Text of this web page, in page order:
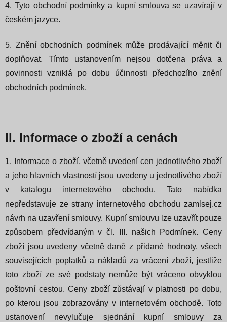
4. Tyto obchodní podmínky a kupní smlouva se uzavírají v
českém jazyce.
5. Znění obchodních podmínek může prodávající měnit či
doplňovat. Tímto ustanovením nejsou dotčena práva a
povinnosti vzniklá po dobu účinnosti předchozího znění
obchodních podmínek.
II. Informace o zboží a cenách
1. Informace o zboží, včetně uvedení cen jednotlivého zboží
a jeho hlavních vlastností jsou uvedeny u jednotlivého zboží
v katalogu internetového obchodu.Tato nabídka
nepředstavuje ze strany internetového obchodu zamlsej.cz
návrh na uzavření smlouvy. Kupní smlouvu lze uzavřít pouze
způsobem předvídaným v čl. III. našich Podmínek. Ceny
zboží jsou uvedeny včetně daně z přidané hodnoty, všech
souvisejících poplatků a nákladů za vrácení zboží, jestliže
toto zboží ze své podstaty nemůže být vráceno obvyklou
poštovní cestou. Ceny zboží zůstávají v platnosti po dobu,
po kterou jsou zobrazovány v internetovém obchodě. Toto
ustanovení nevylučuje sjednání kupní smlouvy za